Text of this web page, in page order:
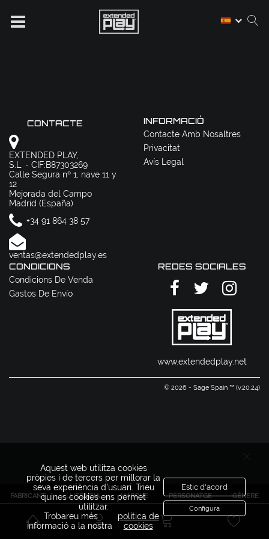
FABRICANT LLICÈNCIA MARQUE PERSONATGE GÈNERE
CONTACTE
EXTENDED PLAY,
S.L. - CIF:B87303269
Calle Segura nº 1, nave 11 y
12
Mejorada del Campo
Madrid (España)
+34 91 864 38 57
ventas@extendedplay.es
INFORMACIÓ
Contacte Amb Nosaltres
Privacitat
Avís Legal
CONDICIONS
Condicions De Venda
Gastos De Envío
REDES SOCIALES
www.extendedplay.net
© 2026 - Sage Spain ™ (v.20.24)
Aquest web utilitza cookies
pròpies i de tercers per millorar la
seva experiència d'usuari. Trieu
quines cookies ens permet
utilitzar.
Trobareu més
informació a la nostra
política de
cookies
Estic d'acord
Configura